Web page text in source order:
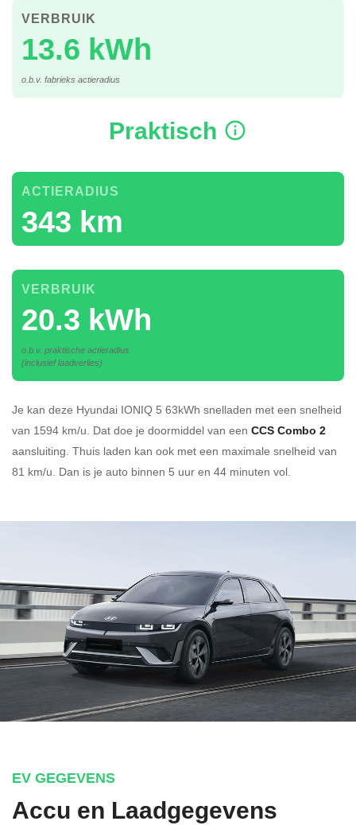
13.6 kWh
VERBRUIK
o.b.v. fabrieks actieradius
Praktisch
343 km
ACTIERADIUS
20.3 kWh
VERBRUIK
o.b.v. praktische actieradius
(inclusief laadverlies)
Je kan deze Hyundai IONIQ 5 63kWh snelladen met een snelheid
van 1594 km/u. Dat doe je doormiddel van een CCS Combo 2
aansluiting. Thuis laden kan ook met een maximale snelheid van
81 km/u. Dan is je auto binnen 5 uur en 44 minuten vol.
EV GEGEVENS
Accu en Laadgegevens